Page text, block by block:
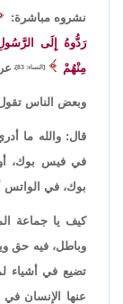
نشروه مباشرة:
رَدُّوهُ إِلَى
مِنْهُمْ
[النساء: 83]،
وبعض الناس
قال: والله ما
في فيس بوك، أو
بوك، في الواتس
كيف يا جماعة
وباطل، فيه حق
تضيع في أشياء
عنها الإنسان